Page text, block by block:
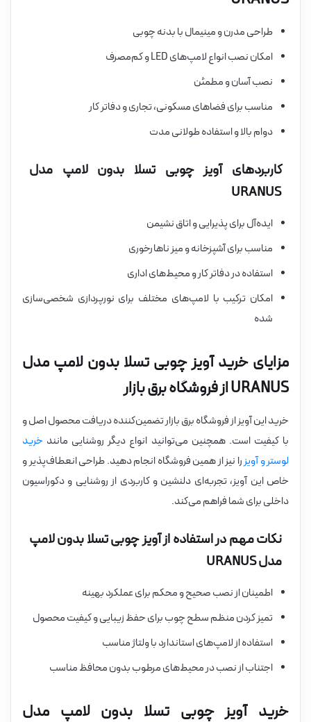
طراحی مدرن و مینیمال با بدنه چوبی
امکان نصب انواع لامپ‌های LED و کم‌مصرف
نصب آسان و مطمئن
مناسب برای فضاهای مسکونی، تجاری و دفاتر کار
دوام بالا و استفاده طولانی مدت
کاربردهای آویز چوبی تسلا بدون لامپ مدل
URANUS
ایده‌آل برای پذیرایی و اتاق نشیمن
مناسب برای آشپزخانه و میز ناهارخوری
استفاده در دفاتر کار و محیط‌های اداری
امکان ترکیب با لامپ‌های مختلف برای نورپردازی شخصی‌سازی
شده
مزایای خرید آویز چوبی تسلا بدون لامپ مدل
URANUS از فروشگاه برق بازار
خرید این آویز از فروشگاه برق بازار تضمین‌کننده دریافت محصول اصل و
با کیفیت است. همچنین می‌توانید انواع دیگر روشنایی مانند خرید
لوستر و آویزرا نیز از همین فروشگاه انجام دهید. طراحی انعطاف‌پذیر و
خاص این آویز، تجربه‌ای دلنشین و کاربردی از روشنایی و دکوراسیون
داخلی برای شما فراهم می‌کند.
نکات مهم در استفاده از آویز چوبی تسلا بدون لامپ
مدل URANUS
اطمینان از نصب صحیح و محکم برای عملکرد بهینه
تمیز کردن منظم سطح چوب برای حفظ زیبایی و کیفیت محصول
استفاده از لامپ‌های استاندارد با ولتاژ مناسب
اجتناب از نصب در محیط‌های مرطوب بدون محافظ مناسب
خرید آویز چوبی تسلا بدون لامپ مدل